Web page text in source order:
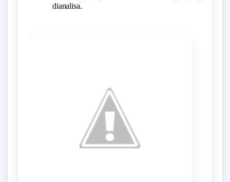
dianalisa.